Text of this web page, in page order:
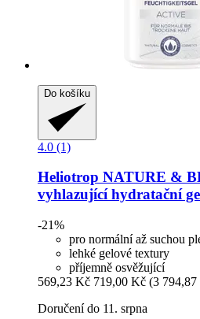
Do košíku
4.0 (1)
Heliotrop NATURE &
vyhlazující hydratační
-21%
pro normální až suchou
lehké gelové textury
příjemně osvěžující
569,23 Kč 719,00 Kč (3
Doručení do 11. srpna